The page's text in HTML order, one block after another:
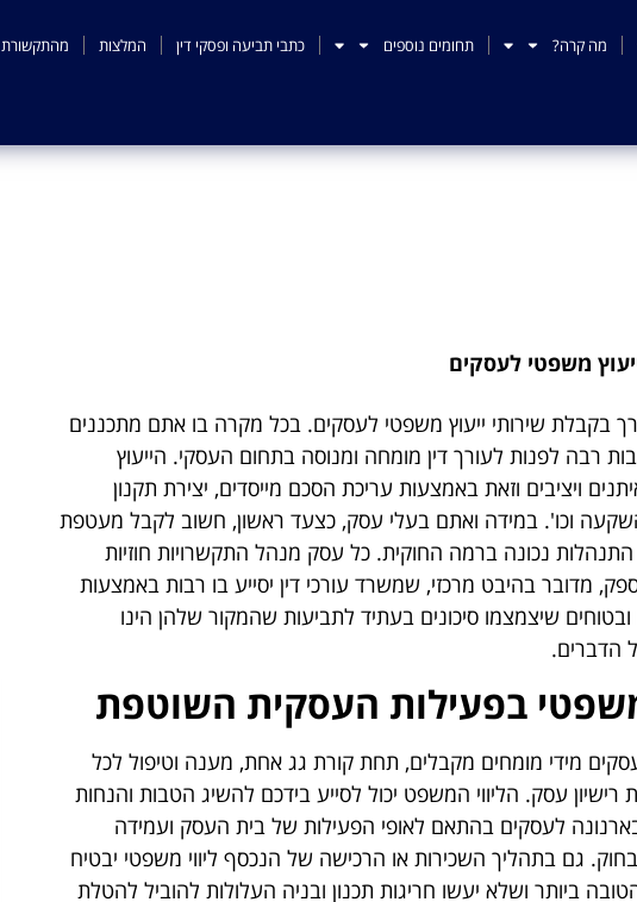
מה קרה? תחומים נוספים כתבי תביעה ופסקי דין המלצות מהתקשורת
משפטי לעסקים
בקבלת שירותי ייעוץ משפטי לעסקים. בכל מקרה בו אתם מתכננים
רבה לפנות לעורך דין מומחה ומנוסה בתחום העסקי. הייעוץ
ויציבים וזאת באמצעות עריכת הסכם מייסדים, יצירת תקנון
וכו'. במידה ואתם בעלי עסק, כצעד ראשון, חשוב לקבל מעטפת
נכונה ברמה החוקית. כל עסק מנהל התקשרויות חוזיות
מדובר בהיבט מרכזי, שמשרד עורכי דין יסייע בו רבות באמצעות
ובטוחים שיצמצמו סיכונים בעתיד לתביעות שהמקור שלהן הינו
הדברים.
בפעילות העסקית השוטפת
מידי מומחים מקבלים, תחת קורת גג אחת, מענה וטיפול לכל
עסק. הליווי המשפט יכול לסייע בידכם להשיג הטבות והנחות
לעסקים בהתאם לאופי הפעילות של בית העסק ועמידה
בחוק. גם בתהליך השכירות או הרכישה של הנכסף ליווי משפטי יבטיח
ביותר ושלא יעשו חריגות תכנון ובניה העלולות להוביל להטלת